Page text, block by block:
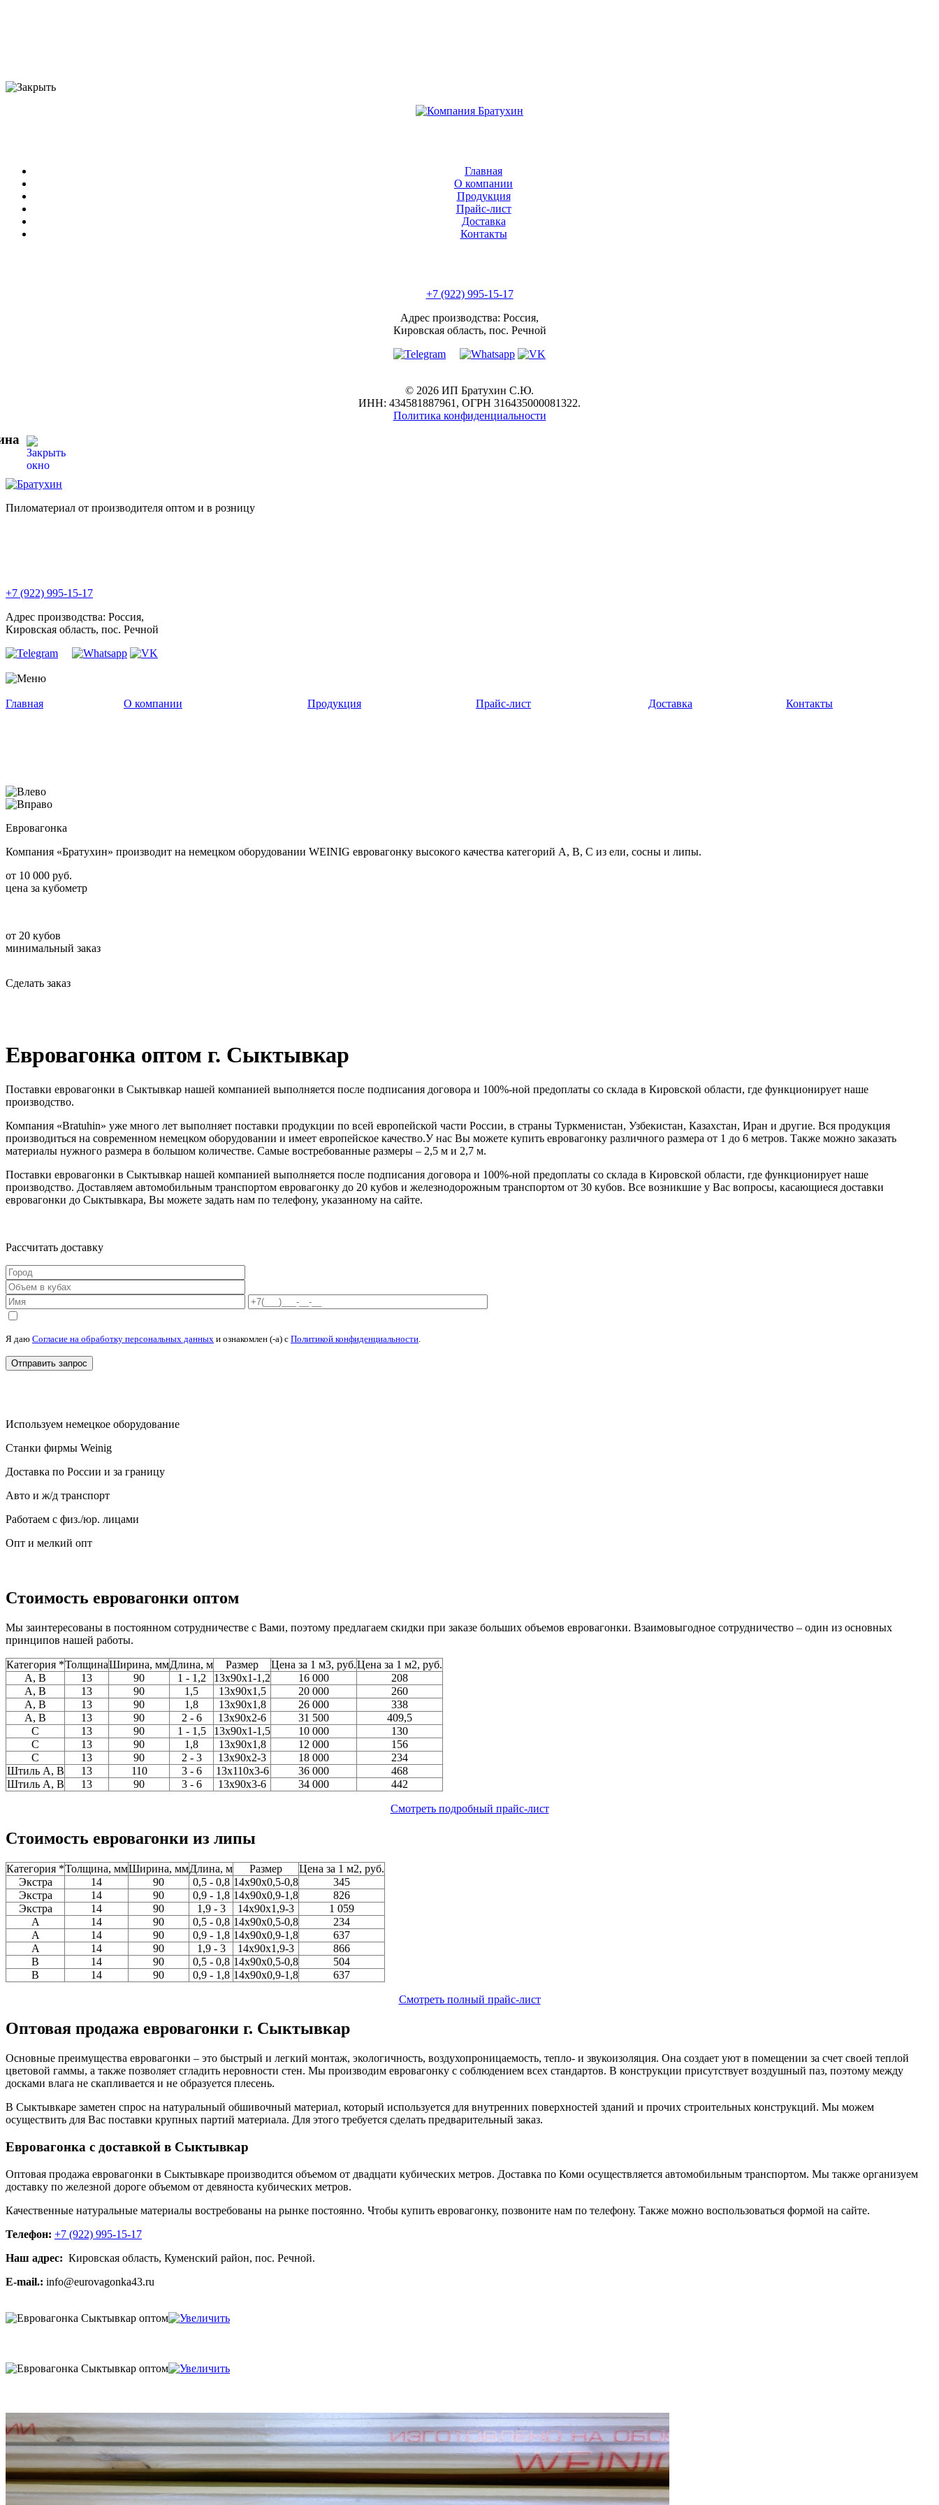
Главная
О компании
Продукция
Прайс-лист
Доставка
Контакты
+7 (922) 995-15-17
Адрес производства: Россия,
Кировская область, пос. Речной
© 2026 ИП Братухин С.Ю.
ИНН: 434581887961, ОГРН 316435000081322.
Политика конфиденциальности
Пиломатериал от производителя оптом и в розницу
+7 (922) 995-15-17
Адрес производства: Россия,
Кировская область, пос. Речной
Главная О компании Продукция Прайс-лист Доставка Контакты
Евровагонка
Компания «Братухин» производит на немецком оборудовании WEINIG евровагонку высокого качества категорий А, В, С из ели, сосны и липы.
от 10 000 руб.
цена за кубометр
от 20 кубов
минимальный заказ
Сделать заказ
Евровагонка оптом г. Сыктывкар
Поставки евровагонки в Сыктывкар нашей компанией выполняется после подписания договора и 100%-ной предоплаты со склада в Кировской области, где функционирует наше
производство.
Компания «Bratuhin» уже много лет выполняет поставки продукции по всей европейской части России, в страны Туркменистан, Узбекистан, Казахстан, Иран и другие. Вся продукция
производиться на современном немецком оборудовании и имеет европейское качество.У нас Вы можете купить евровагонку различного размера от 1 до 6 метров. Также можно заказать
материалы нужного размера в большом количестве. Самые востребованные размеры – 2,5 м и 2,7 м.
Поставки евровагонки в Сыктывкар нашей компанией выполняется после подписания договора и 100%-ной предоплаты со склада в Кировской области, где функционирует наше
производство. Доставляем автомобильным транспортом евровагонку до 20 кубов и железнодорожным транспортом от 30 кубов. Все возникшие у Вас вопросы, касающиеся доставки
евровагонки до Сыктывкара, Вы можете задать нам по телефону, указанному на сайте.
Рассчитать доставку
Я даю Согласие на обработку персональных данных и ознакомлен (-а) c Политикой конфиденциальности
Используем немецкое оборудование
Станки фирмы Weinig
Доставка по России и за границу
Авто и ж/д транспорт
Работаем с физ./юр. лицами
Опт и мелкий опт
Стоимость евровагонки оптом
Мы заинтересованы в постоянном сотрудничестве с Вами, поэтому предлагаем скидки при заказе больших объемов евровагонки. Взаимовыгодное сотрудничество – один из основных
принципов нашей работы.
Категория *ТолщинаШирина, ммДлина, м Размер Цена за 1 м3, руб.Цена за 1 м2, руб.
A, В
13 90 1 - 1,2 13x90x1-1,2 16 000
208
A, В
13 90 1,5 13x90x1,5 20 000
260
A, В
13 90 1,8 13x90x1,8 26 000
338
A, В
13 90 2 - 6 13x90x2-6 31 500
409,5
C
13 90 1 - 1,5 13x90x1-1,5 10 000
130
С
13 90 1,8 13x90x1,8 12 000
156
C
13 90 2 - 3 13x90x2-3 18 000
234
Штиль А, В
13 110 3 - 6 13x110x3-6 36 000
468
Штиль А, В
13 90 3 - 6 13x90x3-6 34 000 442
Смотреть подробный прайс-лист
Стоимость евровагонки из липы
Категория *Толщина, ммШирина, ммДлина, м Размер
Цена за 1 м2, руб.
Экстра
14 90 0,5 - 0,8 14х90х0,5-0,8
345
Экстра
14 90 0,9 - 1,8 14x90x0,9-1,8
826
Экстра
14 90 1,9 - 3 14x90x1,9-3
1 059
A
14 90 0,5 - 0,8 14x90x0,5-0,8
234
A
14 90 0,9 - 1,8 14x90x0,9-1,8
637
A
14 90 1,9 - 3 14x90x1,9-3
866
В
14 90 0,5 - 0,8 14x90x0,5-0,8
504
В
14 90 0,9 - 1,8 14x90x0,9-1,8 637
Смотреть полный прайс-лист
Оптовая продажа евровагонки г. Сыктывкар
Основные преимущества евровагонки – это быстрый и легкий монтаж, экологичность, воздухопроницаемость, тепло- и звукоизоляция. Она создает уют в помещении за счет своей теплой
цветовой гаммы, а также позволяет сгладить неровности стен. Мы производим евровагонку с соблюдением всех стандартов. В конструкции присутствует воздушный паз, поэтому между
досками влага не скапливается и не образуется плесень.
В Сыктывкаре заметен спрос на натуральный обшивочный материал, который используется для внутренних поверхностей зданий и прочих строительных конструкций. Мы можем
осуществить для Вас поставки крупных партий материала. Для этого требуется сделать предварительный заказ.
Евровагонка с доставкой в Сыктывкар
Оптовая продажа евровагонки в Сыктывкаре производится объемом от двадцати кубических метров. Доставка по Коми осуществляется автомобильным транспортом. Мы также организуем
доставку по железной дороге объемом от девяноста кубических метров.
Качественные натуральные материалы востребованы на рынке постоянно. Чтобы купить евровагонку, позвоните нам по телефону. Также можно воспользоваться формой на сайте.
Телефон: +7 (922) 995-15-17
Наш адрес: Кировская область, Куменский район, пос. Речной.
E-mail.: info@eurovagonka43.ru